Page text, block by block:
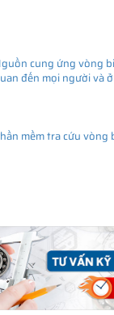
cung ứng vòng
đến mọi người và
mềm tra cứu vòng